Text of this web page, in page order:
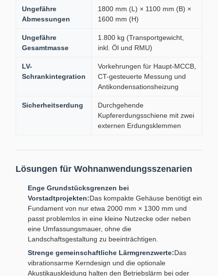
Ungefähre
Abmessungen
1800 mm (L) × 1100 mm (B) ×
1600 mm (H)
Ungefähre
Gesamtmasse
1.800 kg (Transportgewicht,
inkl. Öl und RMU)
LV-
Schrankintegration
Vorkehrungen für Haupt-MCCB,
CT-gesteuerte Messung und
Antikondensationsheizung
Sicherheitserdung
Durchgehende
Kupfererdungsschiene mit zwei
externen Erdungsklemmen
Lösungen für Wohnanwendungsszenarien
Enge Grundstücksgrenzen bei
Vorstadtprojekten:Das kompakte Gehäuse benötigt ein
Fundament von nur etwa 2000 mm × 1300 mm und
passt problemlos in eine kleine Nutzecke oder neben
eine Umfassungsmauer, ohne die
Landschaftsgestaltung zu beeinträchtigen.
Strenge gemeinschaftliche Lärmgrenzwerte:Das
vibrationsarme Kerndesign und die optionale
Akustikauskleidung halten den Betriebslärm bei oder